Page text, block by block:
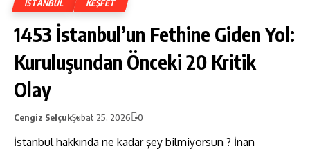
ISTANBUL KEŞFET
1453 İstanbul’un Fethine Giden Yol:
Kuruluşundan Önceki 20 Kritik
Olay
Cengiz SelçukŞubat 25, 2026 0
İstanbul hakkında ne kadar şey bilmiyorsun ? İnan